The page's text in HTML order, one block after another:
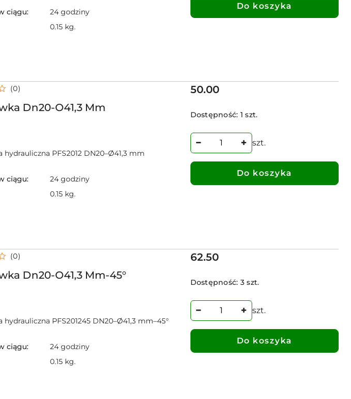
ciągu:
24 godziny
0.15 kg.
Do koszyka
Dn20-O41,3 Mm
(0)
hydrauliczna PFS2012 DN20–Ø41,3 mm
ciągu:
24 godziny
0.15 kg.
Cena:
50.00
Dostępność: 1 szt.
szt.
Do koszyka
Dn20-O41,3 Mm-45°
(0)
hydrauliczna PFS201245 DN20–Ø41,3 mm–45°
ciągu:
24 godziny
0.15 kg.
Cena:
62.50
Dostępność: 3 szt.
szt.
Do koszyka